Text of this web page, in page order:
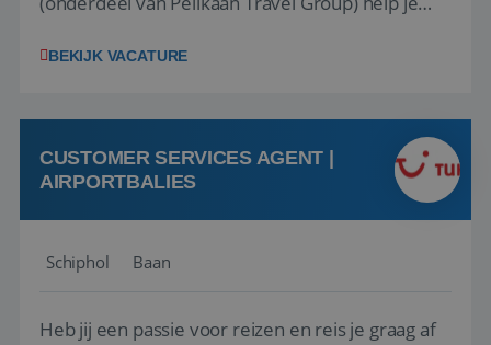
vinden. Samen maken we van elke reis een
hebt in de reisbranche of j...
BEKIJK VACATURE
CUSTOMER SERVICES AGENT |
AIRPORTBALIES
Schiphol Baan
Heb jij een passie voor reizen en reis je graag af